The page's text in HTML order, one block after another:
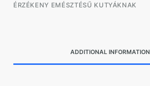
ÉRZÉKENY EMÉSZTÉSŰ KUTYÁKNAK
ADDITIONAL INFORMATION